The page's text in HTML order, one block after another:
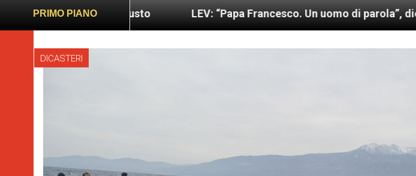
PRIMO PIANO
e giusto LEV: “Papa Francesco. Un uomo di parola”, dietro le quinte
DICASTERI